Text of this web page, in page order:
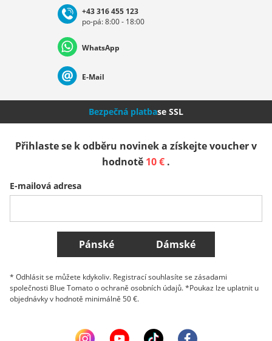
Deutschland Österreich
Nederland Italia (Italiano) Italien (Deutsch)
Všechny země
+43 316 455 123
po-pá: 8:00 - 18:00
WhatsApp
E-Mail
Bezpečná platbase SSL
Přihlaste se k odběru novinek a získejte voucher v
hodnotě 10 € .
E-mailová adresa
Pánské Dámské
* Odhlásit se můžete kdykoliv. Registrací souhlasíte se zásadami
společnosti Blue Tomato o ochraně osobních údajů. *Poukaz lze uplatnit u
objednávky v hodnotě minimálně 50 €.